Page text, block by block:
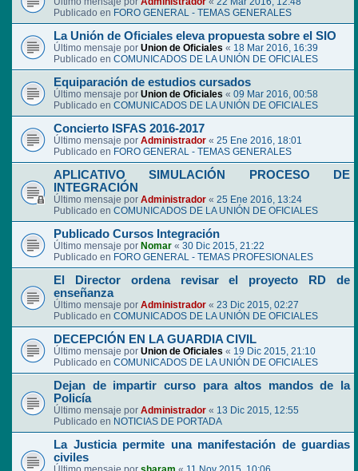
Publicado en FORO GENERAL - TEMAS GENERALES
La Unión de Oficiales eleva propuesta sobre el SIO
Último mensaje por Union de Oficiales « 18 Mar 2016, 16:39
Publicado en COMUNICADOS DE LA UNIÓN DE OFICIALES
Equiparación de estudios cursados
Último mensaje por Union de Oficiales « 09 Mar 2016, 00:58
Publicado en COMUNICADOS DE LA UNIÓN DE OFICIALES
Concierto ISFAS 2016-2017
Último mensaje por Administrador « 25 Ene 2016, 18:01
Publicado en FORO GENERAL - TEMAS GENERALES
APLICATIVO SIMULACIÓN PROCESO DE
INTEGRACIÓN
Último mensaje por Administrador « 25 Ene 2016, 13:24
Publicado en COMUNICADOS DE LA UNIÓN DE OFICIALES
Publicado Cursos Integración
Último mensaje por Nomar « 30 Dic 2015, 21:22
Publicado en FORO GENERAL - TEMAS PROFESIONALES
El Director ordena revisar el proyecto RD de
enseñanza
Último mensaje por Administrador « 23 Dic 2015, 02:27
Publicado en COMUNICADOS DE LA UNIÓN DE OFICIALES
DECEPCIÓN EN LA GUARDIA CIVIL
Último mensaje por Union de Oficiales « 19 Dic 2015, 21:10
Publicado en COMUNICADOS DE LA UNIÓN DE OFICIALES
Dejan de impartir curso para altos mandos de la
Policía
Último mensaje por Administrador « 13 Dic 2015, 12:55
Publicado en NOTICIAS DE PORTADA
La Justicia permite una manifestación de guardias
civiles